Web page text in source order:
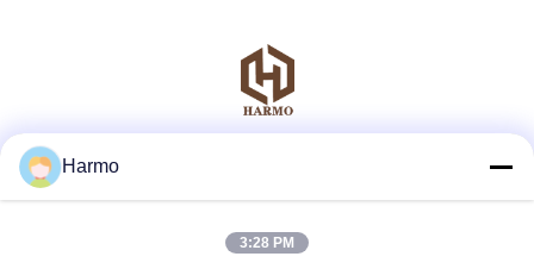
Harmo
3:28 PM